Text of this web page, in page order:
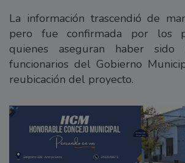
La información trascendió de
pero fue confirmada por los
quienes aseguran haber sido
funcionarios del Gobierno
reubicación del proyecto.